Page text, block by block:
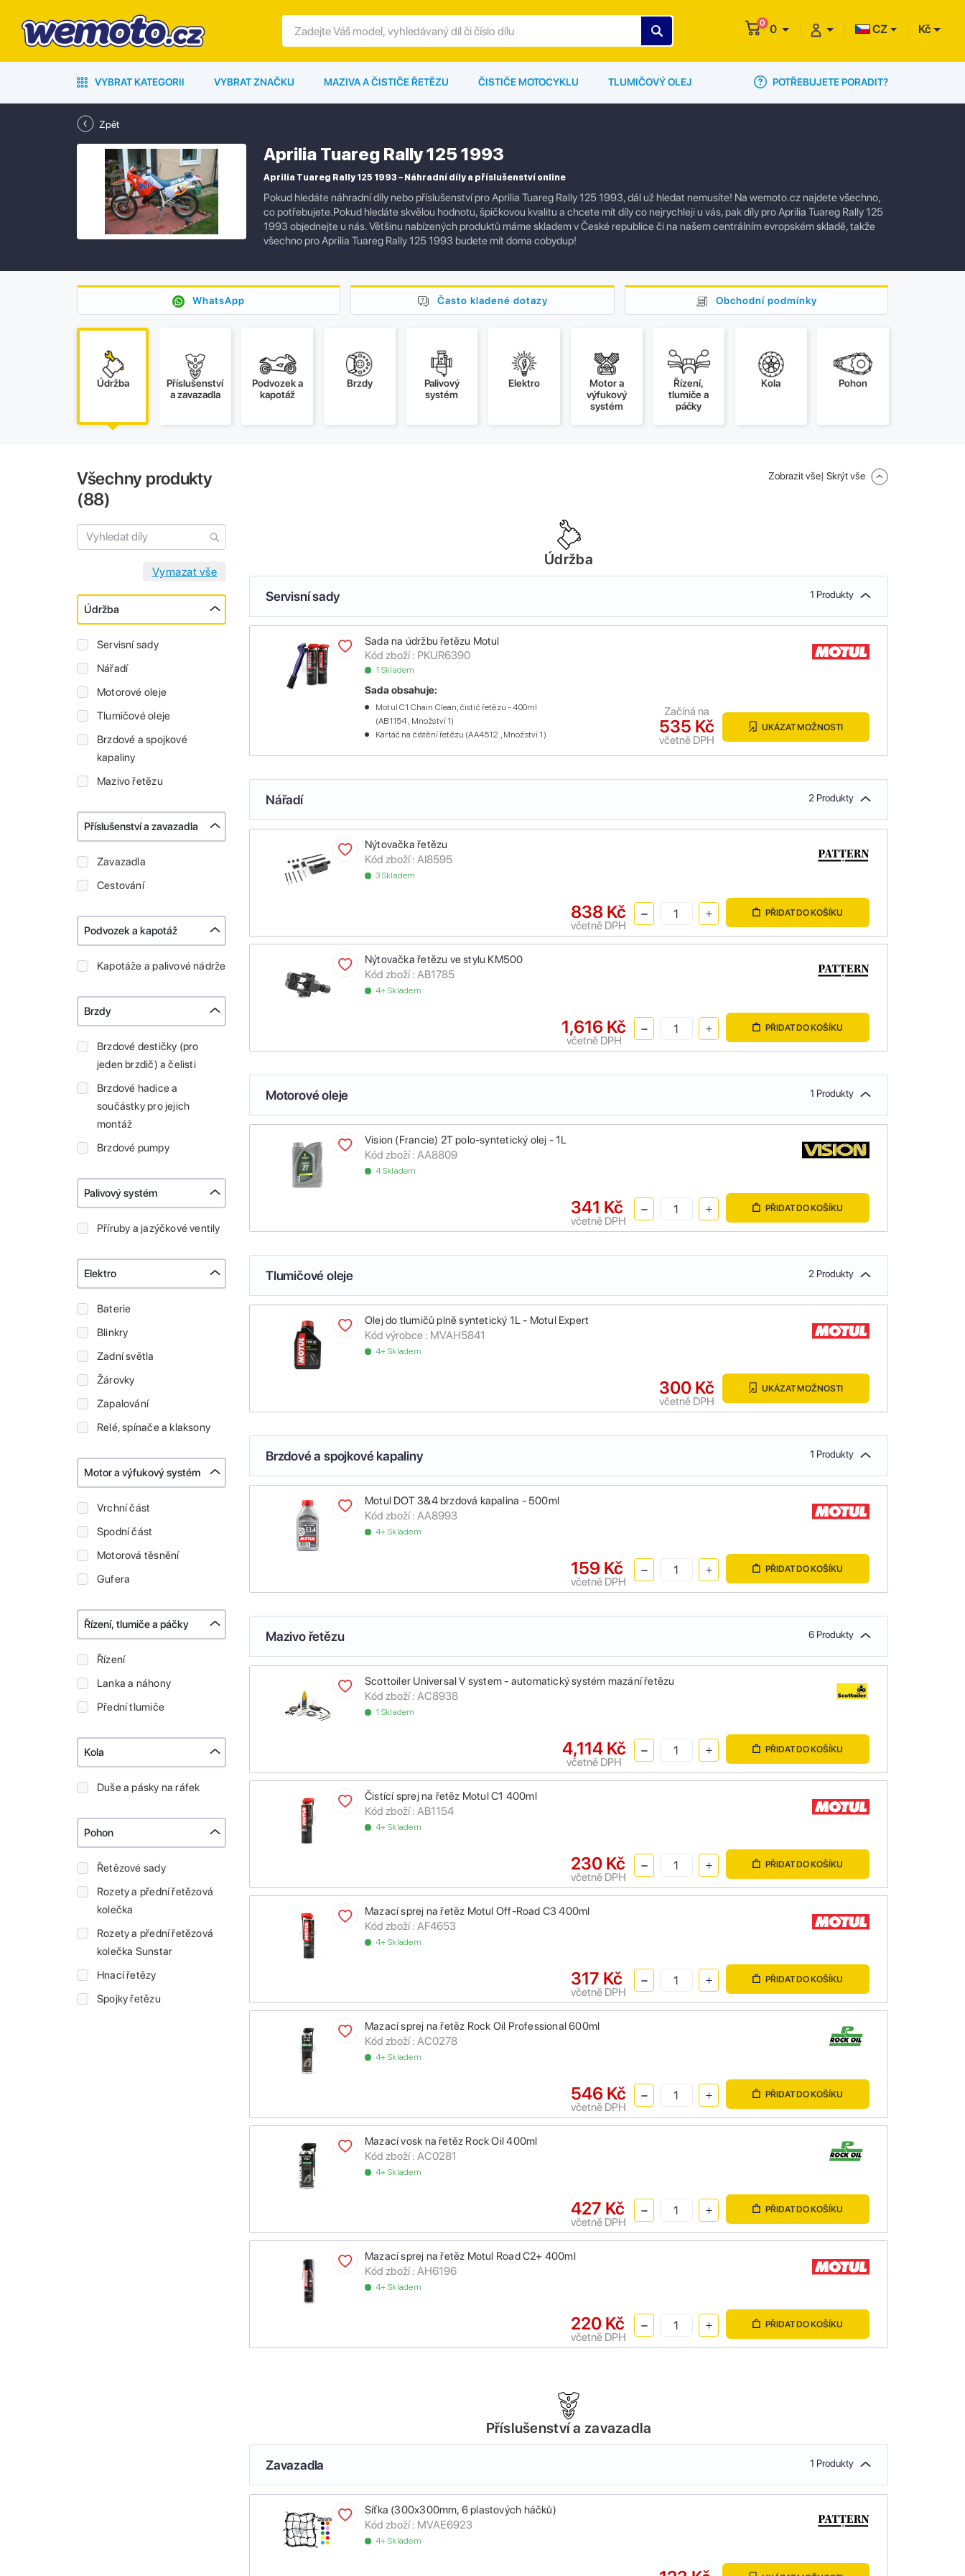
0 0 CZ Kč
VYBRAT KATEGORII VYBRAT ZNAČKU MAZIVA A ČISTIČE ŘETĚZU ČISTIČE MOTOCYKLU TLUMIČOVÝ OLEJ POTŘEBUJETE PORADIT?
Zpět
Aprilia Tuareg Rally 125 1993
Aprilia Tuareg Rally 125 1993 – Náhradní díly a příslušenství online
Pokud hledáte náhradní díly nebo příslušenství pro Aprilia Tuareg Rally 125 1993, dál už hledat nemusíte! Na wemoto.cz najdete všechno,
co potřebujete.Pokud hledáte skvělou hodnotu, špičkovou kvalitu a chcete mít díly co nejrychleji u vás, pak díly pro Aprilia Tuareg Rally 125
1993 objednejte u nás. Většinu nabízených produktů máme skladem v České republice či na našem centrálním evropském skladě, takže
všechno pro Aprilia Tuareg Rally 125 1993 budete mít doma cobydup!
WhatsApp Často kladené dotazy Obchodní podmínky
Údržba
Příslušenství
a zavazadla
Podvozek a
kapotáž
Brzdy
Palivový
systém
Elektro
Motor a
výfukový
systém
Řízení,
tlumiče a
páčky
Kola Pohon
Všechny produkty
(88)
Údržba
Servisní sady
Nářadí
Motorové oleje
Tlumičové oleje
Brzdové a spojkové
kapaliny
Mazivo řetězu
Příslušenství a zavazadla
Zavazadla
Cestování
Podvozek a kapotáž
Kapotáže a palivové nádrže
Brzdy
Brzdové destičky (pro
jeden brzdič) a čelisti
Brzdové hadice a
součástky pro jejich
montáž
Brzdové pumpy
Palivový systém
Příruby a jazýčkové ventily
Elektro
Baterie
Blinkry
Zadní světla
Žárovky
Zapalování
Relé, spínače a klaksony
Motor a výfukový systém
Vrchní část
Spodní část
Motorová těsnění
Gufera
Řízení, tlumiče a páčky
Řízení
Lanka a náhony
Přední tlumiče
Kola
Duše a pásky na ráfek
Pohon
Řetězové sady
Rozety a přední řetězová
kolečka
Rozety a přední řetězová
kolečka Sunstar
Hnací řetězy
Spojky řetězu
Zobrazit vše| Skrýt vše
Údržba
Servisní sady 1 Produkty
Sada na údržbu řetězu Motul
Kód zboží : PKUR6390
1 Skladem
Sada obsahuje:
Motul C1 Chain Clean, čistič řetězu - 400ml
(AB1154 , Množství 1)
Kartáč na čištění řetězu (AA4512 , Množství 1)
535 Kč
včetně DPH
Začíná na
UKÁZAT MOŽNOSTI
Nářadí 2 Produkty
Nýtovačka řetězu
Kód zboží : AI8595
3 Skladem
838 Kč
včetně DPH
PŘIDAT DO KOŠÍKU
Nýtovačka řetězu ve stylu KM500
Kód zboží : AB1785
4+ Skladem
1,616 Kč
včetně DPH
PŘIDAT DO KOŠÍKU
Motorové oleje 1 Produkty
Vision (Francie) 2T polo-syntetický olej - 1L
Kód zboží : AA8809
4 Skladem
341 Kč
včetně DPH
PŘIDAT DO KOŠÍKU
Tlumičové oleje 2 Produkty
Olej do tlumičů plně syntetický 1L - Motul Expert
Kód výrobce : MVAH5841
4+ Skladem
300 Kč
včetně DPH
UKÁZAT MOŽNOSTI
Brzdové a spojkové kapaliny 1 Produkty
Motul DOT 3&4 brzdová kapalina - 500ml
Kód zboží : AA8993
4+ Skladem
159 Kč
včetně DPH
PŘIDAT DO KOŠÍKU
Mazivo řetězu 6 Produkty
Scottoiler Universal V system - automatický systém mazání řetězu
Kód zboží : AC8938
1 Skladem
4,114 Kč
včetně DPH
PŘIDAT DO KOŠÍKU
Čistící sprej na řetěz Motul C1 400ml
Kód zboží : AB1154
4+ Skladem
230 Kč
včetně DPH
PŘIDAT DO KOŠÍKU
Mazací sprej na řetěz Motul Off-Road C3 400ml
Kód zboží : AF4653
4+ Skladem
317 Kč
včetně DPH
PŘIDAT DO KOŠÍKU
Mazací sprej na řetěz Rock Oil Professional 600ml
Kód zboží : AC0278
4+ Skladem
546 Kč
včetně DPH
PŘIDAT DO KOŠÍKU
Mazací vosk na řetěz Rock Oil 400ml
Kód zboží : AC0281
4+ Skladem
427 Kč
včetně DPH
PŘIDAT DO KOŠÍKU
Mazací sprej na řetěz Motul Road C2+ 400ml
Kód zboží : AH6196
4+ Skladem
220 Kč
včetně DPH
PŘIDAT DO KOŠÍKU
Příslušenství a zavazadla
Zavazadla 1 Produkty
Síťka (300x300mm, 6 plastových háčků)
Kód zboží : MVAE6923
4+ Skladem